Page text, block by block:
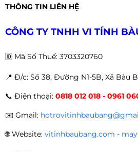
THÔNG TIN LIÊN HỆ
CÔNG TY TNHH VI TÍNH
🆔 Mã Số Thuế: 3703320760
📍 Đ/c: Số 38, Đường N1-5B, Xã Bàu
📞 Điện thoại: 0818 012 018 - 0961
✉️ Gmail:
🌐Website: vitinhbaubang.com -